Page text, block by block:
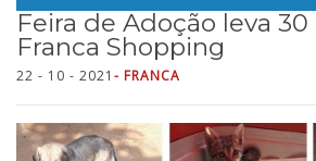
Feira de Adoção leva
Franca Shopping
22 - 10 - 2021 - FRANCA